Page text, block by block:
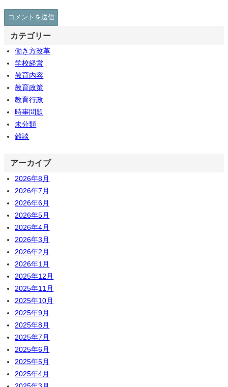
カテゴリー
働き方改革
学校経営
教育内容
教育政策
教育行政
時事問題
未分類
雑談
アーカイブ
2026年8月
2026年7月
2026年6月
2026年5月
2026年4月
2026年3月
2026年2月
2026年1月
2025年12月
2025年11月
2025年10月
2025年9月
2025年8月
2025年7月
2025年6月
2025年5月
2025年4月